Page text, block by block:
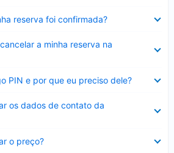
reserva foi confirmada?
a minha reserva na
PIN e por que eu preciso dele?
os dados de contato da
o preço?